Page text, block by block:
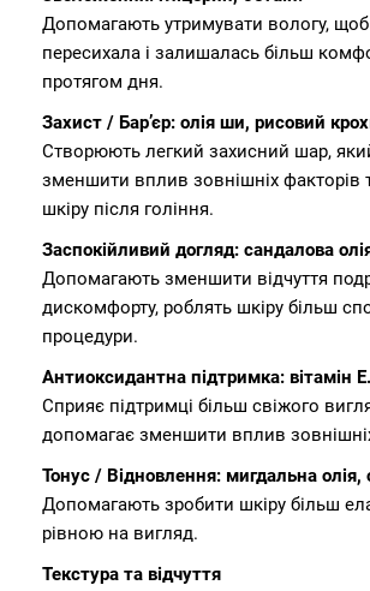
Допомагають утримувати вологу,
пересихала і залишалась більш
протягом дня.
Захист / Бар’єр: олія ши, рисовий
Створюють легкий захисний шар,
зменшити вплив зовнішніх факторів
шкіру після гоління.
Заспокійливий догляд: сандалова
Допомагають зменшити відчуття
дискомфорту, роблять шкіру більш
процедури.
Антиоксидантна підтримка: вітамін Е.
Сприяє підтримці більш свіжого
допомагає зменшити вплив
Тонус / Відновлення: мигдальна олія,
Допомагають зробити шкіру більш
рівною на вигляд.
Текстура та відчуття